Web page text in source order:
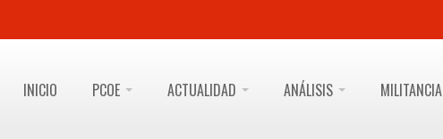
INICIO PCOE ACTUALIDAD ANÁLISIS MILITANCIA